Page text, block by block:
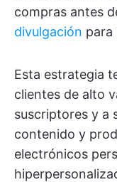
compras antes
divulgación para
Esta estrategia
clientes de alto
suscriptores y a
contenido y
electrónicos